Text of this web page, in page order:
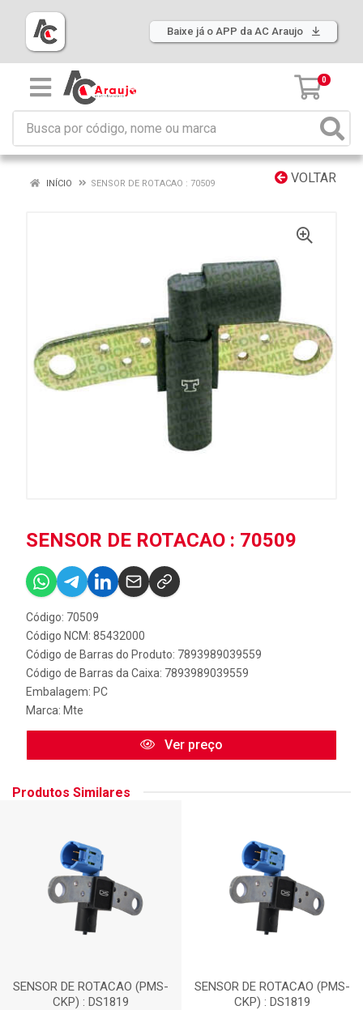
Baixe já o APP da AC Araujo
0
VOLTAR
INÍCIO SENSOR DE ROTACAO : 70509
SENSOR DE ROTACAO : 70509
Código: 70509
Código NCM: 85432000
Código de Barras do Produto: 7893989039559
Código de Barras da Caixa: 7893989039559
Embalagem: PC
Marca: Mte
Ver preço
Produtos Similares
SENSOR DE ROTACAO (PMS-
CKP) : DS1819
SENSOR DE ROTACAO (PMS-
CKP) : DS1819